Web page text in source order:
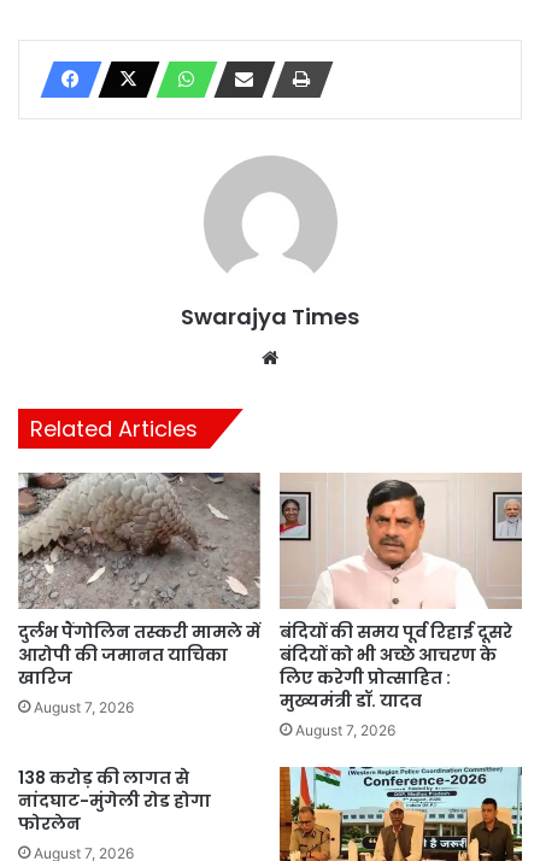
Swarajya Times
Related Articles
दुर्लभ पैंगोलिन तस्करी मामले में
आरोपी की जमानत याचिका
खारिज
August 7, 2026
बंदियों की समय पूर्व रिहाई दूसरे
बंदियों को भी अच्छे आचरण के
लिए करेगी प्रोत्साहित :
मुख्यमंत्री डॉ. यादव
August 7, 2026
138 करोड़ की लागत से
नांदघाट-मुंगेली रोड होगा
फोरलेन
August 7, 2026